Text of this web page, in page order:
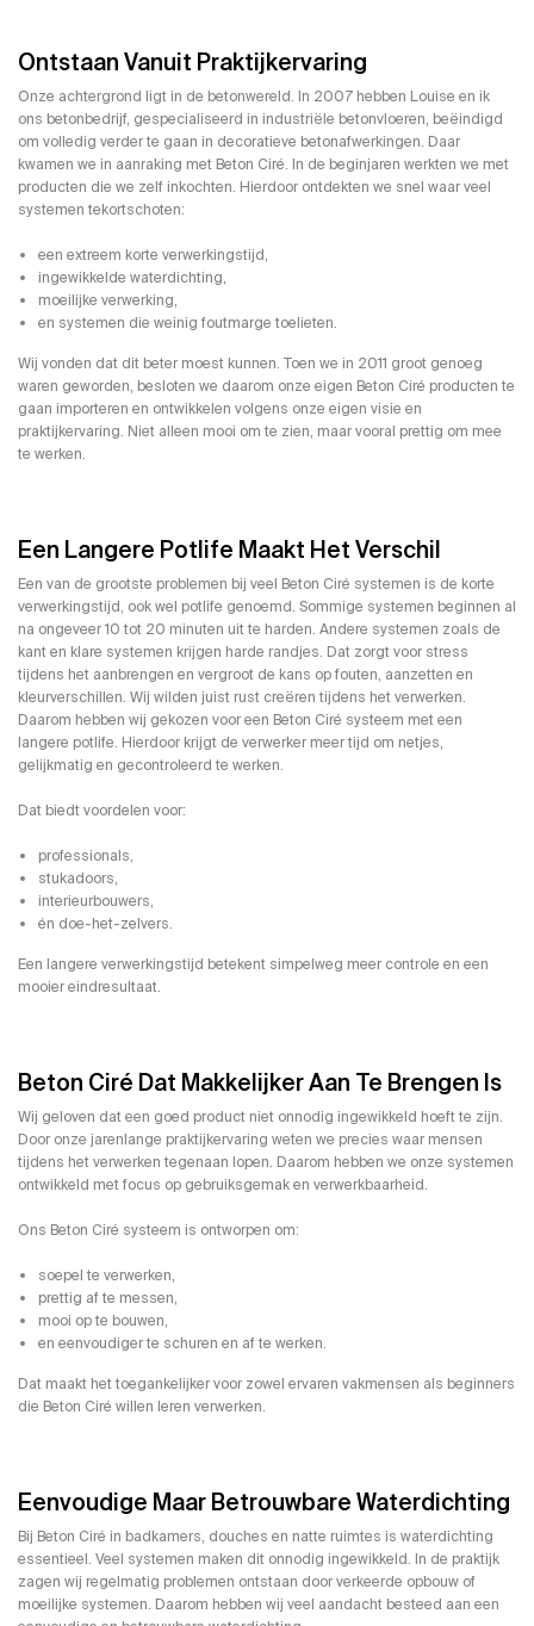
Ontstaan Vanuit Praktijkervaring
Onze achtergrond ligt in de betonwereld. In 2007 hebben Louise en ik
ons betonbedrijf, gespecialiseerd in industriële betonvloeren, beëindigd
om volledig verder te gaan in decoratieve betonafwerkingen. Daar
kwamen we in aanraking met Beton Ciré. In de beginjaren werkten we met
producten die we zelf inkochten. Hierdoor ontdekten we snel waar veel
systemen tekortschoten:
een extreem korte verwerkingstijd,
ingewikkelde waterdichting,
moeilijke verwerking,
en systemen die weinig foutmarge toelieten.
Wij vonden dat dit beter moest kunnen. Toen we in 2011 groot genoeg
waren geworden, besloten we daarom onze eigen Beton Ciré producten te
gaan importeren en ontwikkelen volgens onze eigen visie en
praktijkervaring. Niet alleen mooi om te zien, maar vooral prettig om mee
te werken.
Een Langere Potlife Maakt Het Verschil
Een van de grootste problemen bij veel Beton Ciré systemen is de korte
verwerkingstijd, ook wel potlife genoemd. Sommige systemen beginnen al
na ongeveer 10 tot 20 minuten uit te harden. Andere systemen zoals de
kant en klare systemen krijgen harde randjes. Dat zorgt voor stress
tijdens het aanbrengen en vergroot de kans op fouten, aanzetten en
kleurverschillen. Wij wilden juist rust creëren tijdens het verwerken.
Daarom hebben wij gekozen voor een Beton Ciré systeem met een
langere potlife. Hierdoor krijgt de verwerker meer tijd om netjes,
gelijkmatig en gecontroleerd te werken.
Dat biedt voordelen voor:
professionals,
stukadoors,
interieurbouwers,
én doe-het-zelvers.
Een langere verwerkingstijd betekent simpelweg meer controle en een
mooier eindresultaat.
Beton Ciré Dat Makkelijker Aan Te Brengen Is
Wij geloven dat een goed product niet onnodig ingewikkeld hoeft te zijn.
Door onze jarenlange praktijkervaring weten we precies waar mensen
tijdens het verwerken tegenaan lopen. Daarom hebben we onze systemen
ontwikkeld met focus op gebruiksgemak en verwerkbaarheid.
Ons Beton Ciré systeem is ontworpen om:
soepel te verwerken,
prettig af te messen,
mooi op te bouwen,
en eenvoudiger te schuren en af te werken.
Dat maakt het toegankelijker voor zowel ervaren vakmensen als beginners
die Beton Ciré willen leren verwerken.
Eenvoudige Maar Betrouwbare Waterdichting
Bij Beton Ciré in badkamers, douches en natte ruimtes is waterdichting
essentieel. Veel systemen maken dit onnodig ingewikkeld. In de praktijk
zagen wij regelmatig problemen ontstaan door verkeerde opbouw of
moeilijke systemen. Daarom hebben wij veel aandacht besteed aan een